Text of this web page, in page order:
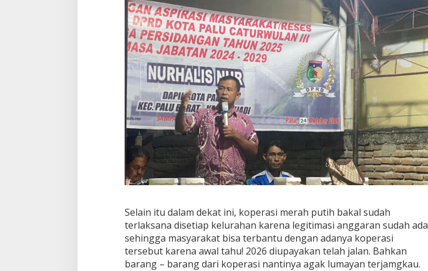
Selain itu dalam dekat ini, koperasi merah putih bakal sudah
terlaksana disetiap kelurahan karena legitimasi anggaran sudah ada
sehingga masyarakat bisa terbantu dengan adanya koperasi
tersebut karena awal tahu! 2026 diupayakan telah jalan. Bahkan
barang – barang dari koperasi nantinya agak lumayan terjamgkau.